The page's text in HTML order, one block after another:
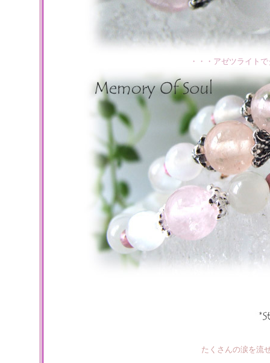
・・・アゼツライト
たくさんの涙を流